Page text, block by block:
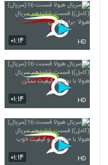
۰۱:۱۴ HD
۰۱:۱۴ HD
۰۱:۱۴ HD